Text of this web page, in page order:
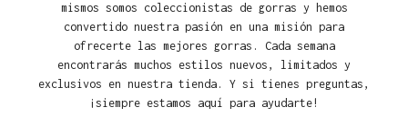
mismos somos coleccionistas de gorras y hemos
convertido nuestra pasión en una misión para
ofrecerte las mejores gorras. Cada semana
encontrarás muchos estilos nuevos, limitados y
exclusivos en nuestra tienda. Y si tienes preguntas,
¡siempre estamos aquí para ayudarte!